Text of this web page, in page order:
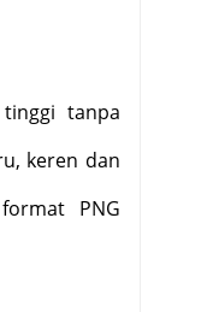
tanpa
keren dan
PNG